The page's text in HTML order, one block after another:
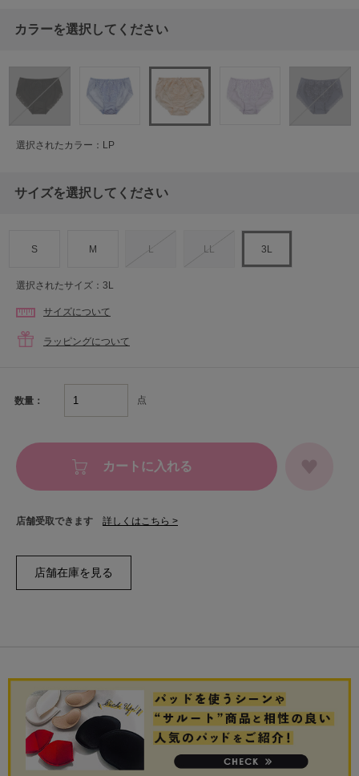
カラーを選択してください
選択されたカラー：LP
サイズを選択してください
S M L LL 3L
選択されたサイズ：3L
サイズについて
ラッピングについて
数量： 点
カートに入れる
店舗受取できます 詳しくはこちら >